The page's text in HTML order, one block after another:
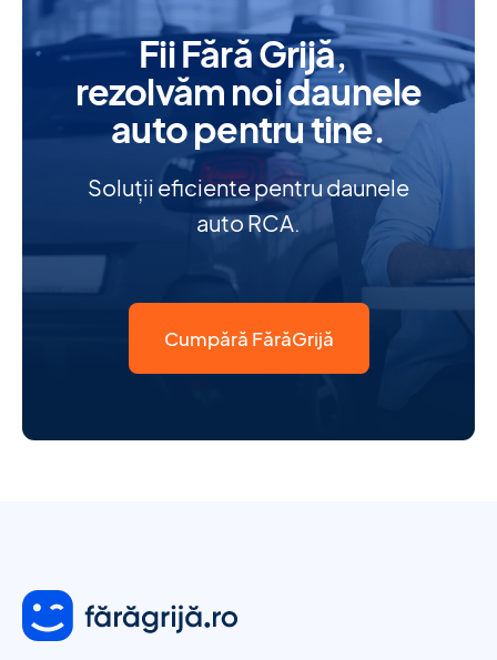
Fii Fără Grijă,
rezolvăm noi daunele
auto pentru tine.
Soluții eficiente pentru daunele
auto RCA.
Cumpără FărăGrijă